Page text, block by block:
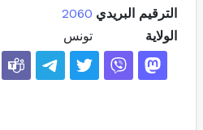
الترقيم البريدي 2060
الولاية
تونس